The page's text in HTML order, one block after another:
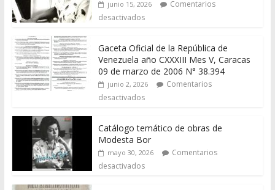
junio 15, 2026
Comentarios
desactivados
Gaceta Oficial de la República de
Venezuela año CXXXIII Mes V, Caracas
09 de marzo de 2006 N° 38.394
junio 2, 2026
Comentarios
desactivados
Catálogo temático de obras de
Modesta Bor
mayo 30, 2026
Comentarios
desactivados